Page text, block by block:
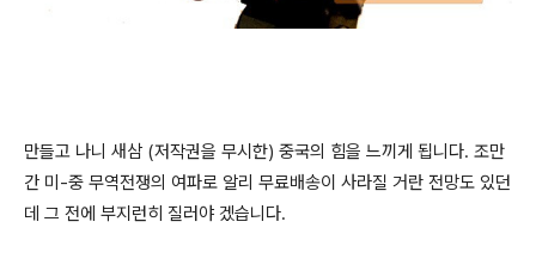
만들고 나니 새삼 (저작권을 무시한) 중국의 힘을 느끼게 됩니다. 조만
간 미-중 무역전쟁의 여파로 알리 무료배송이 사라질 거란 전망도 있던
데 그 전에 부지런히 질러야 겠습니다.